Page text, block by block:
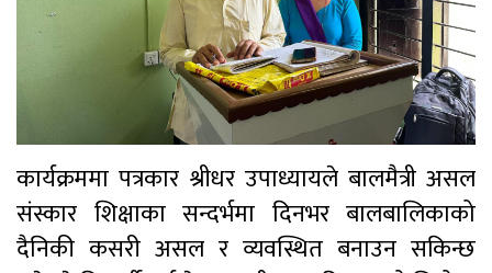
कार्यक्रममा पत्रकार श्रीधर उपाध्यायले बालमैत्री असल
संस्कार शिक्षाका सन्दर्भमा दिनभर बालबालिकाको
दैनिकी कसरी असल र व्यवस्थित बनाउन सकिन्छ